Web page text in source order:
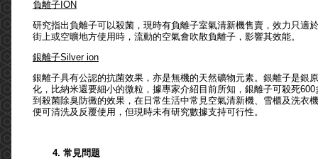
負離子 ION
研究指出負離子可以殺菌，現時有負離子室氣清新機售賣，效力只適
街上或空曠地方使用時，流動的空氣會吹散負離子，影響其效能。
銀離子Silver ion
銀離子具有公認的抗菌效果，亦是無機的天然礦物元素。銀離子是銀
化，比納米還要細小的微粒，據專家介紹目前所知，銀離子可殺死
到殺菌除臭防黴的效果，在日常生活中常見空氣清新機、雪櫃及洗衣
便可清洗及反覆使用，但現時未有研究數據支持可行性。
4. 常見問題